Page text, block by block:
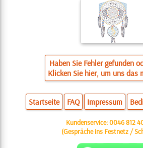
Haben Sie Fehler gefunden
Klicken Sie hier, um uns das
Startseite FAQ Impressum
Kundenservice:0046 812
(Gespräche ins Festnetz /